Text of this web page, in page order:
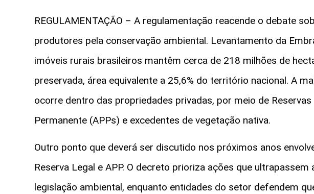
REGULAMENTAÇÃO – A regulamentação reacende o debate
produtores pela conservação ambiental. Levantamento da
imóveis rurais brasileiros mantêm cerca de 218 milhões de
preservada, área equivalente a 25,6% do território nacional. A
ocorre dentro das propriedades privadas, por meio de
Permanente (APPs) e excedentes de vegetação nativa.
Outro ponto que deverá ser discutido nos próximos anos
Reserva Legal e APP. O decreto prioriza ações que
legislação ambiental, enquanto entidades do setor defendem